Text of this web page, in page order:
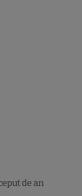
de an